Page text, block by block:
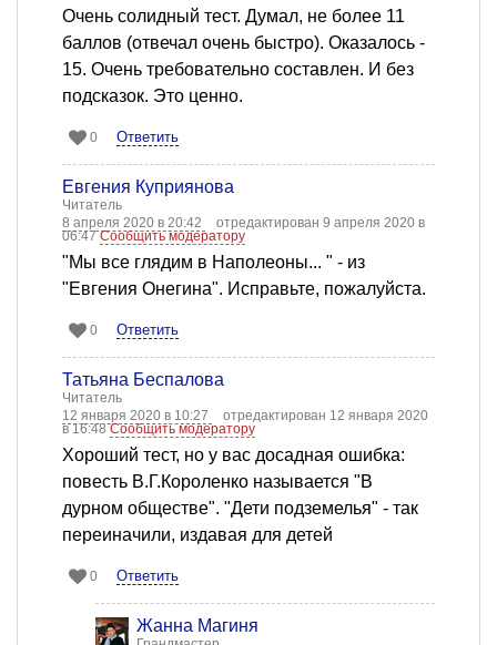
Очень солидный тест. Думал, не более 11
баллов (отвечал очень быстро). Оказалось -
15. Очень требовательно составлен. И без
подсказок. Это ценно.
0 Ответить
Евгения Куприянова
Читатель
8 апреля 2020 в 20:42
отредактирован 9 апреля 2020 в
06:47Сообщить модератору
"Мы все глядим в Наполеоны... " - из
"Евгения Онегина". Исправьте, пожалуйста.
0 Ответить
Татьяна Беспалова
Читатель
12 января 2020 в 10:27
отредактирован 12 января 2020
в 16:48Сообщить модератору
Хороший тест, но у вас досадная ошибка:
повесть В.Г.Короленко называется "В
дурном обществе". "Дети подземелья" - так
переиначили, издавая для детей
0 Ответить
Жанна Магиня